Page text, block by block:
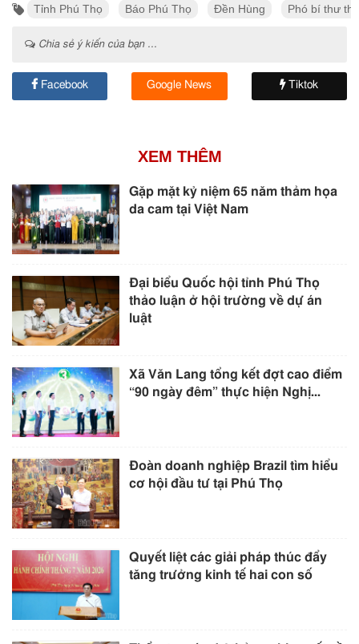
Tỉnh Phú Thọ Báo Phú Thọ Đền Hùng Phó bí thư
Chia sẻ ý kiến của bạn ...
Facebook Google News Tiktok
XEM THÊM
Gặp mặt kỷ niệm 65 năm thảm họa
da cam tại Việt Nam
Đại biểu Quốc hội tỉnh Phú Thọ
thảo luận ở hội trường về dự án
luật
Xã Văn Lang tổng kết đợt cao điểm
“90 ngày đêm” thực hiện Nghị...
Đoàn doanh nghiệp Brazil tìm hiểu
cơ hội đầu tư tại Phú Thọ
Quyết liệt các giải pháp thúc đẩy
tăng trưởng kinh tế hai con số